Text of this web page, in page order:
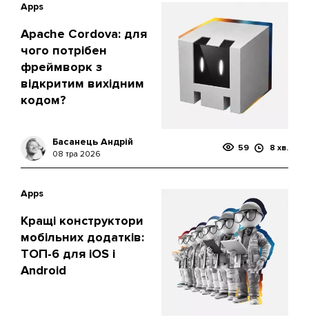
Apps
Apache Cordova: для
чого потрібен
фреймворк з
відкритим вихідним
кодом?
Басанець Андрій
08 тра 2026
59 8 хв.
Apps
Кращі конструктори
мобільних додатків:
ТОП-6 для iOS і
Android